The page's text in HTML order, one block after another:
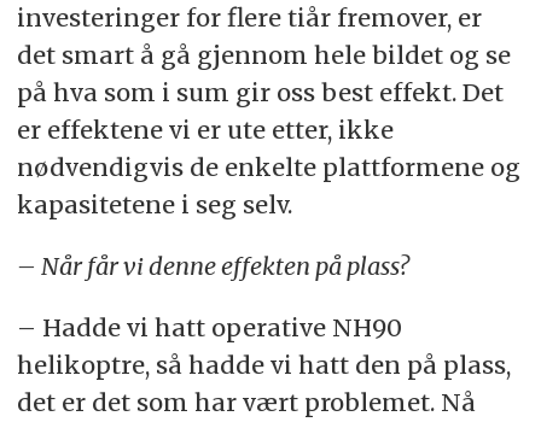
investeringer for flere tiår fremover, er
det smart å gå gjennom hele bildet og se
på hva som i sum gir oss best effekt. Det
er effektene vi er ute etter, ikke
nødvendigvis de enkelte plattformene og
kapasitetene i seg selv.
– Når får vi denne effekten på plass?
– Hadde vi hatt operative NH90
helikoptre, så hadde vi hatt den på plass,
det er det som har vært problemet. Nå